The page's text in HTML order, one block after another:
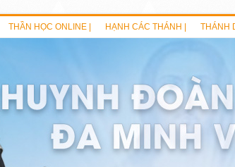
THẦN HỌC ONLINE | HẠNH CÁC THÁNH | THÁNH